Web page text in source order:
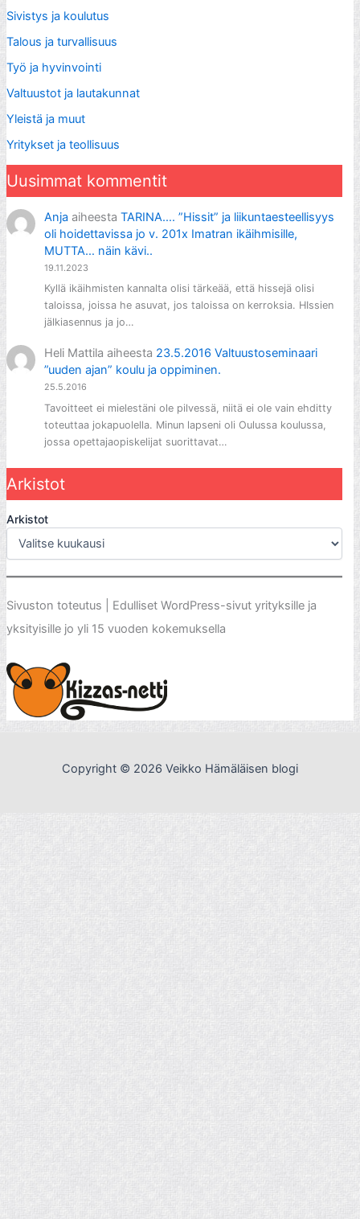
Sivistys ja koulutus
Talous ja turvallisuus
Työ ja hyvinvointi
Valtuustot ja lautakunnat
Yleistä ja muut
Yritykset ja teollisuus
Uusimmat kommentit
Anja aiheestaTARINA…. ”Hissit” ja liikuntaesteellisyys
oli hoidettavissa jo v. 201x Imatran ikäihmisille,
MUTTA… näin kävi..
19.11.2023
Kyllä ikäihmisten kannalta olisi tärkeää, että hissejä olisi
taloissa, joissa he asuvat, jos taloissa on kerroksia. HIssien
jälkiasennus ja jo…
Heli Mattila aiheesta 23.5.2016 Valtuustoseminaari
”uuden ajan” koulu ja oppiminen.
25.5.2016
Tavoitteet ei mielestäni ole pilvessä, niitä ei ole vain ehditty
toteuttaa jokapuolella. Minun lapseni oli Oulussa koulussa,
jossa opettajaopiskelijat suorittavat…
Arkistot
Arkistot
Sivuston toteutus | Edulliset WordPress-sivut yrityksille ja
yksityisille jo yli 15 vuoden kokemuksella
Copyright © 2026 Veikko Hämäläisen blogi